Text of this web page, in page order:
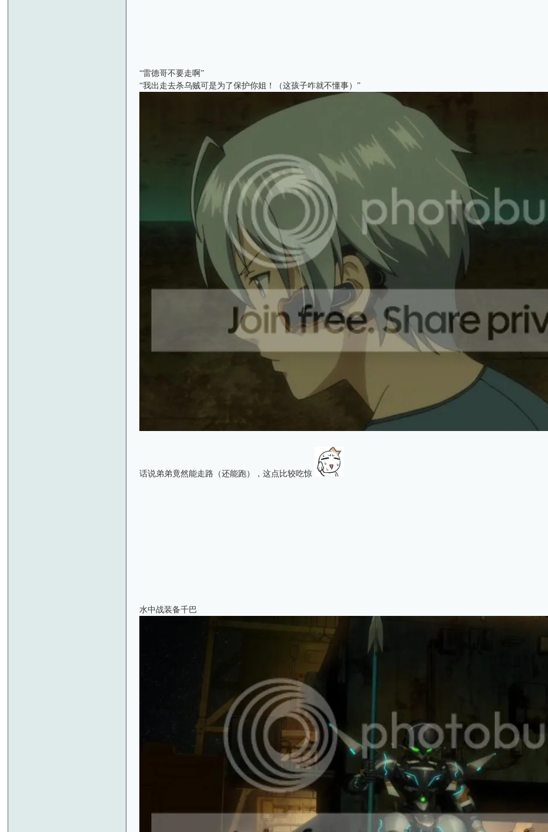
“雷德哥不要走啊”
“我出走去杀乌贼可是为了保护你姐！（这孩子咋就不懂事）”
话说弟弟竟然能走路（还能跑），这点比较吃惊
水中战装备千巴